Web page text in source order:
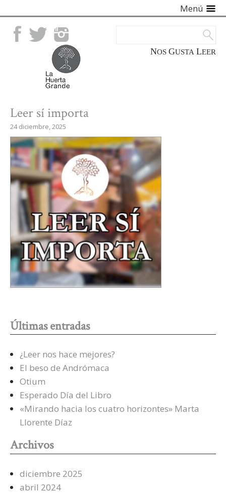
Facebook TwitterInstagram
NOS GUSTA LEER
Menú
Leer sí importa
24 diciembre, 2025
Últimas entradas
¿Leer nos hace mejores?
El beso de Andrómaca
Otium
Esperado Día del Libro
«Mirando hacia los cuatro horizontes» Marta
Llorente Díaz
Archivos
diciembre 2025
abril 2024